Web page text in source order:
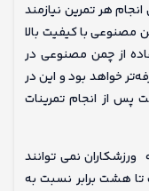
هر تمرین نیازمند
با کیفیت بالا
از چمن مصنوعی در
به صرفه‌تر خواهد بود و این در
پس از انجام تمرینات
ساعت در هفته ورزشکاران نمی توانند
هشت برابر نسبت به